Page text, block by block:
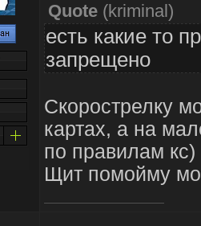
Quote(kriminal)
есть какие то
запрещено
Скорострелку
картах, а на
по правилам кс)
Щит помойму